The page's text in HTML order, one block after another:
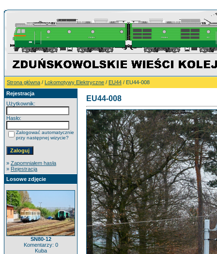
Strona główna / Lokomotywy Elektryczne / EU44 / EU44-008
Rejestracja
Użytkownik:
Hasło:
Zalogować automatycznie
przy następnej wizycie?
» Zapomniałem hasła
» Rejestracja
Losowe zdjęcie
SN80-12
Komentarzy: 0
Kuba
EU44-008